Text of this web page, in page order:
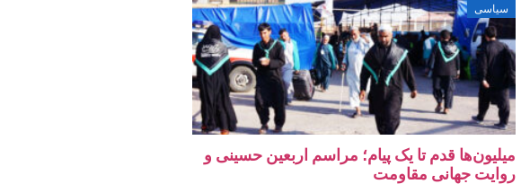
سیاسی
میلیون‌ها قدم تا یک پیام؛ مراسم اربعین حسینی و
روایت جهانی مقاومت